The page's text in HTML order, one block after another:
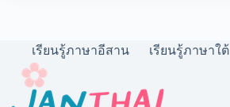
เรียนรู้ภาษาอีสาน เรียนรู้ภาษาใต้